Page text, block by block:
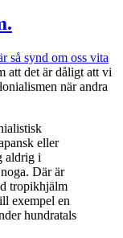
så synd om oss vita
att det är dåligt att vi
när andra
eller
aldrig i
Där är
tropikhjälm
exempel en
hundratals